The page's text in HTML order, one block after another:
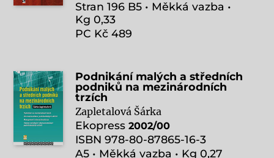
Stran 196 B5 • Měkká vazba •
Kg 0,33
PC Kč 489
Podnikání malých a středních
podniků na mezinárodních
trzích
Zapletalová Šárka
Ekopress 2002/00
ISBN 978-80-87865-16-3
A5 • Měkká vazba • Kg 0,27